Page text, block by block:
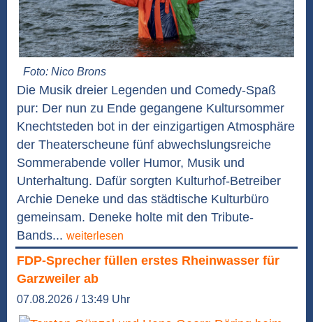
Foto: Nico Brons
Die Musik dreier Legenden und Comedy-Spaß
pur: Der nun zu Ende gegangene Kultursommer
Knechtsteden bot in der einzigartigen Atmosphäre
der Theaterscheune fünf abwechslungsreiche
Sommerabende voller Humor, Musik und
Unterhaltung. Dafür sorgten Kulturhof-Betreiber
Archie Deneke und das städtische Kulturbüro
gemeinsam. Deneke holte mit den Tribute-
Bands... weiterlesen
FDP-Sprecher füllen erstes Rheinwasser für
Garzweiler ab
07.08.2026 / 13:49 Uhr